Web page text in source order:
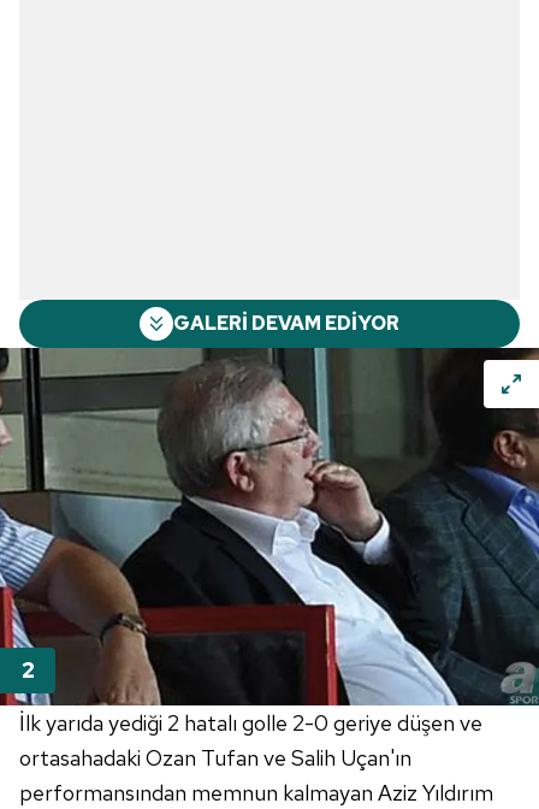
GALERİ DEVAM EDİYOR
İlk yarıda yediği 2 hatalı golle 2-0 geriye düşen ve
ortasahadaki Ozan Tufan ve Salih Uçan'ın
performansından memnun kalmayan Aziz Yıldırım